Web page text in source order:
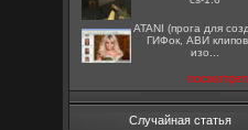
ATANI (прога для
ГИФок, АВИ клипов
изо...
Случайная статья